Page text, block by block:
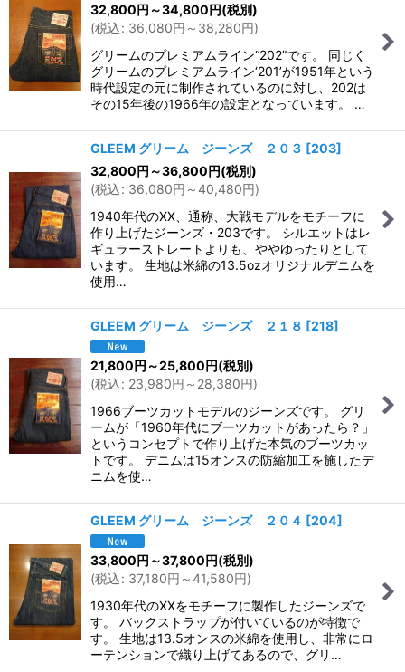
32,800円 ～34,800円(税別)
(税込: 36,080円 ～38,280円)
グリームのプレミアムライン“202”です。 同じく
グリームのプレミアムライン‘201’が1951年という
時代設定の元に制作されているのに対し、202は
その15年後の1966年の設定となっています。 …
GLEEM グリーム ジーンズ ２０３ [203]
32,800円 ～36,800円(税別)
(税込: 36,080円 ～40,480円)
1940年代のXX、通称、大戦モデルをモチーフに
作り上げたジーンズ・203です。 シルエットはレ
ギュラーストレートよりも、ややゆったりとして
います。 生地は米綿の13.5ozオリジナルデニムを
使用…
GLEEM グリーム ジーンズ ２１８ [218]
21,800円 ～25,800円(税別)
(税込: 23,980円 ～28,380円)
1966ブーツカットモデルのジーンズです。 グリ
ームが「1960年代にブーツカットがあったら？」
というコンセプトで作り上げた本気のブーツカッ
トです。 デニムは15オンスの防縮加工を施したデ
ニムを使…
GLEEM グリーム ジーンズ ２０４ [204]
33,800円 ～37,800円(税別)
(税込: 37,180円 ～41,580円)
1930年代のXXをモチーフに製作したジーンズで
す。 バックストラップが付いているのが特徴で
す。 生地は13.5オンスの米綿を使用し、非常にロ
ーテンションで織り上げてあるので、グリ…